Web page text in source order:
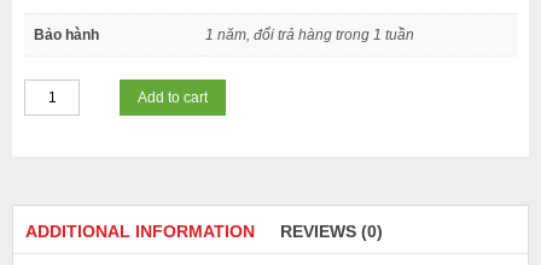
Bảo hành 1 năm, đổi trả hàng trong 1 tuần
Add to cart
ADDITIONAL INFORMATION REVIEWS (0)